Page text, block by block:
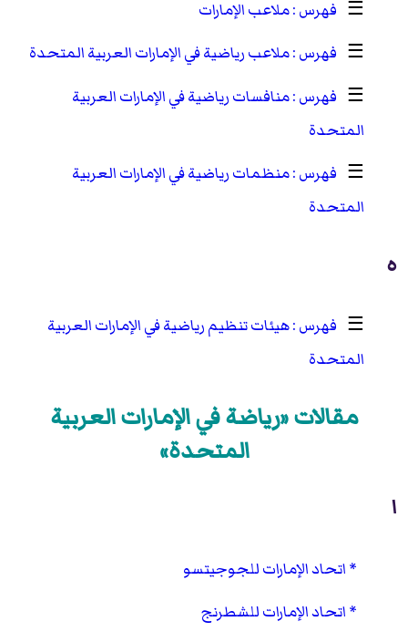
☰
ملاعب الإمارات
☰
ملاعب رياضية في الإمارات العربية المتحدة
☰
منافسات رياضية في الإمارات العربية
المتحدة
☰
منظمات رياضية في الإمارات العربية
المتحدة
ه
☰
هيئات تنظيم رياضية في الإمارات العربية
المتحدة
مقالات «رياضة في الإمارات العربية
المتحدة»
ا
اتحاد الإمارات للجوجيتسو
اتحاد الإمارات للشطرنج